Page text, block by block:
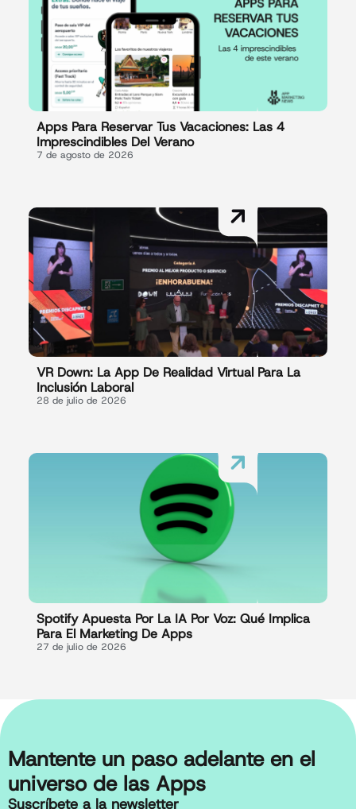
Apps Para Reservar Tus Vacaciones: Las 4
Imprescindibles Del Verano
7 de agosto de 2026
VR Down: La App De Realidad Virtual Para La
Inclusión Laboral
28 de julio de 2026
Spotify Apuesta Por La IA Por Voz: Qué Implica
Para El Marketing De Apps
27 de julio de 2026
Mantente un paso adelante en el
universo de las Apps
Suscríbete a la newsletter